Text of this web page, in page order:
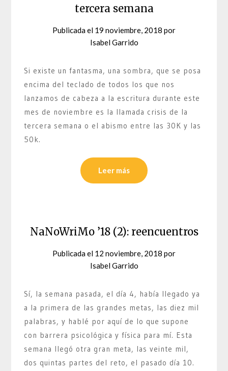
tercera semana
Publicada el 19 noviembre, 2018 por
Isabel Garrido
Si existe un fantasma, una sombra, que se posa
encima del teclado de todos los que nos
lanzamos de cabeza a la escritura durante este
mes de noviembre es la llamada crisis de la
tercera semana o el abismo entre las 30K y las
50k.
Leer más
NaNoWriMo ’18 (2): reencuentros
Publicada el 12 noviembre, 2018 por
Isabel Garrido
Sí, la semana pasada, el día 4, había llegado ya
a la primera de las grandes metas, las diez mil
palabras, y hablé por aquí de lo que supone
con barrera psicológica y física para mí. Esta
semana llegó otra gran meta, las veinte mil,
dos quintas partes del reto, el pasado día 10.